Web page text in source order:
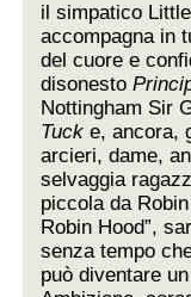
il simpatico
accompagna in
del cuore e
disonesto
Nottingham Sir
Tucke, ancora,
arcieri, dame,
selvaggia
piccola da
Robin Hood”,
senza tempo
può diventare